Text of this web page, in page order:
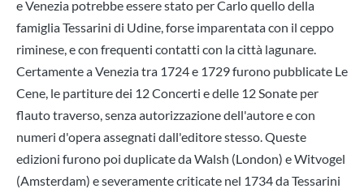
e Venezia potrebbe essere stato per Carlo quello della
famiglia Tessarini di Udine, forse imparentata con il ceppo
riminese, e con frequenti contatti con la città lagunare.
Certamente a Venezia tra 1724 e 1729 furono pubblicate Le
Cene, le partiture dei 12 Concerti e delle 12 Sonate per
flauto traverso, senza autorizzazione dell'autore e con
numeri d'opera assegnati dall'editore stesso. Queste
edizioni furono poi duplicate da Walsh (London) e Witvogel
(Amsterdam) e severamente criticate nel 1734 da Tessarini